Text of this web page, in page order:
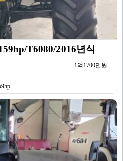
T6080/2016년식
1억1700만원